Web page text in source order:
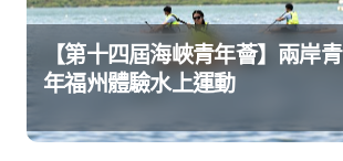
【第十四屆海峽青年薈】兩岸青
年福州體驗水上運動